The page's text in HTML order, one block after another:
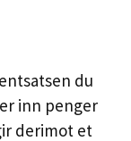
du
inn penger
derimot et